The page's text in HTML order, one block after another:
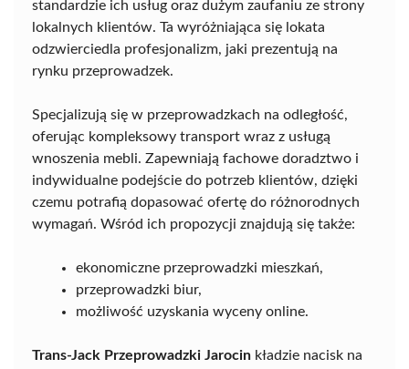
standardzie ich usług oraz dużym zaufaniu ze strony
lokalnych klientów. Ta wyróżniająca się lokata
odzwierciedla profesjonalizm, jaki prezentują na
rynku przeprowadzek.
Specjalizują się w przeprowadzkach na odległość,
oferując kompleksowy transport wraz z usługą
wnoszenia mebli. Zapewniają fachowe doradztwo i
indywidualne podejście do potrzeb klientów, dzięki
czemu potrafią dopasować ofertę do różnorodnych
wymagań. Wśród ich propozycji znajdują się także:
ekonomiczne przeprowadzki mieszkań,
przeprowadzki biur,
możliwość uzyskania wyceny online.
Trans-Jack Przeprowadzki Jarocin kładzie nacisk na